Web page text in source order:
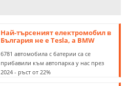
Най-търсеният електромобил в
България не е Tesla, а BMW
6781 автомобила с батерии са се
прибавили към автопарка у нас през
2024 - ръст от 22%